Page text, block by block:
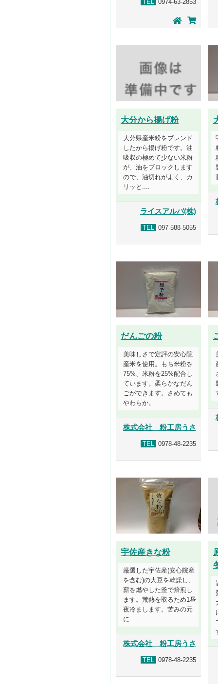
TEL 0974-63-2853
大分から揚げ粉
大分県産米粉をブレンド
したから揚げ粉です。油
吸収の極めて少ない米粉
が、油をブロックします
ので、油切れがよく、カ
リッと....
ライスアルバ(株)
TEL 097-588-5055
だんごの粉
美味しさで定評の安心院
産米を使用。もち米粉を
75%、米粉を25%配合し
ています。柔らかなだん
ごができます。さめても
やわらか。
株式会社 粉工房うさ
TEL 0978-48-2235
宇佐産きな粉
厳選した宇佐産(安心院産
を含む)の大豆を乾燥し、
薪を燃やした釜で焙煎し
ます。荒熱を取るため1昼
夜冷まします。苦みの元
に....
株式会社 粉工房うさ
TEL 0978-48-2235